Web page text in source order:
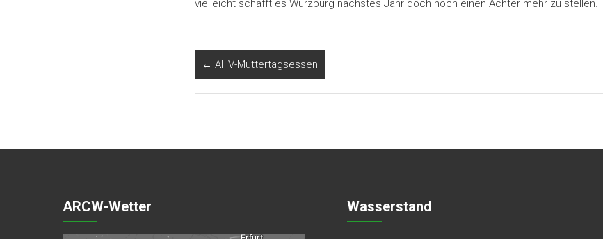
vielleicht schafft es Würzburg nächstes Jahr doch noch einen Achter mehr zu stellen.
← AHV-Muttertagsessen
ARCW-Wetter Wasserstand